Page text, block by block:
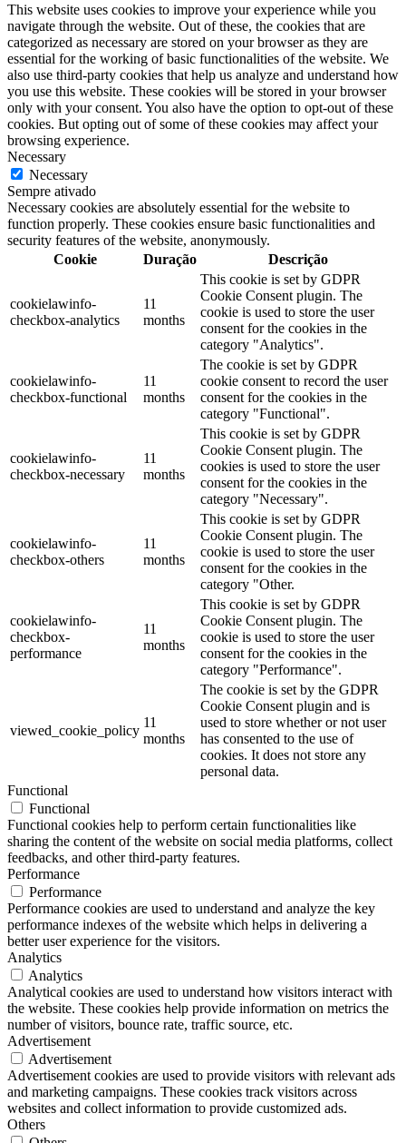
This website uses cookies to improve your experience while you
navigate through the website. Out of these, the cookies that are
categorized as necessary are stored on your browser as they are
essential for the working of basic functionalities of the website. We
also use third-party cookies that help us analyze and understand how
you use this website. These cookies will be stored in your browser
only with your consent. You also have the option to opt-out of these
cookies. But opting out of some of these cookies may affect your
browsing experience.
Necessary
Necessary
Sempre ativado
Necessary cookies are absolutely essential for the website to
function properly. These cookies ensure basic functionalities and
security features of the website, anonymously.
Cookie
Duração Descrição
cookielawinfo-
checkbox-analytics
11
months
This cookie is set by GDPR
Cookie Consent plugin. The
cookie is used to store the user
consent for the cookies in the
category "Analytics".
cookielawinfo-
checkbox-functional
11
months
The cookie is set by GDPR
cookie consent to record the user
consent for the cookies in the
category "Functional".
cookielawinfo-
checkbox-necessary
11
months
This cookie is set by GDPR
Cookie Consent plugin. The
cookies is used to store the user
consent for the cookies in the
category "Necessary".
cookielawinfo-
checkbox-others
11
months
This cookie is set by GDPR
Cookie Consent plugin. The
cookie is used to store the user
consent for the cookies in the
category "Other.
cookielawinfo-
checkbox-
performance
11
months
This cookie is set by GDPR
Cookie Consent plugin. The
cookie is used to store the user
consent for the cookies in the
category "Performance".
viewed_cookie_policy
11
months
The cookie is set by the GDPR
Cookie Consent plugin and is
used to store whether or not user
has consented to the use of
cookies. It does not store any
personal data.
Functional
Functional
Functional cookies help to perform certain functionalities like
sharing the content of the website on social media platforms, collect
feedbacks, and other third-party features.
Performance
Performance
Performance cookies are used to understand and analyze the key
performance indexes of the website which helps in delivering a
better user experience for the visitors.
Analytics
Analytics
Analytical cookies are used to understand how visitors interact with
the website. These cookies help provide information on metrics the
number of visitors, bounce rate, traffic source, etc.
Advertisement
Advertisement
Advertisement cookies are used to provide visitors with relevant ads
and marketing campaigns. These cookies track visitors across
websites and collect information to provide customized ads.
Others